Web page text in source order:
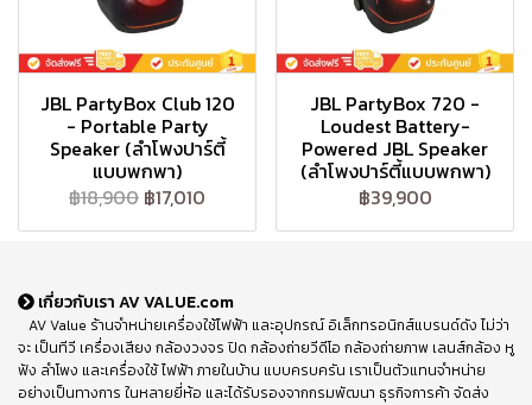
JBL PartyBox Club 120
- Portable Party
Speaker (ลำโพงปาร์ตี้
แบบพกพา)
฿18,900 ฿17,010
JBL PartyBox 720 -
Loudest Battery-
Powered JBL Speaker
(ลำโพงปาร์ตี้แบบพกพา)
฿39,900
เกี่ยวกับเรา AV VALUE.com
AV Value ร้านจำหน่ายเครื่องใช้ไฟฟ้า และอุปกรณ์ อิเล็กทรอนิกส์แบรนด์ดัง ไม่ว่า
จะ เป็นทีวี เครื่องเสียง กล้องวงจร ปิด กล้องถ่ายวีดีโอ กล้องถ่ายภาพ เลนส์กล้อง หู
ฟัง ลำโพง และเครื่องใช้ ไฟฟ้า ภายในบ้าน แบบครบครัน เราเป็นตัวแทนจำหน่าย
อย่างเป็นทางการ ในหลายยี่ห้อ และได้รับรองจากกรมพัฒนา ธุรกิจการค้า จัดส่ง